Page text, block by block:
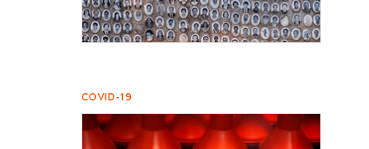
COVID-19